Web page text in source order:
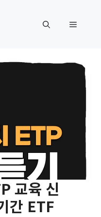
메
교육 신
간 ETF